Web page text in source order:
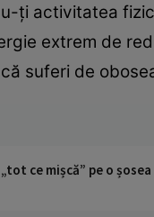
ţi activitatea
extrem de
suferi de
ce mișcă” pe o